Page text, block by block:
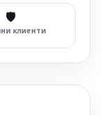
🛡
клиенти